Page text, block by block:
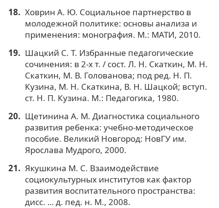
Ховрин А. Ю. Социальное партнерство в
молодежной политике: основы анализа и
применения: монография. М.: МАТИ, 2010.
Шацкий С. Т. Избранные педагогические
сочинения: в 2-х т. / сост. Л. Н. Скаткин, М. Н.
Скаткин, М. В. Голованова; под ред. Н. П.
Кузина, М. Н. Скаткина, В. Н. Шацкой; вступ.
ст. Н. П. Кузина. М.: Педагогика, 1980.
Щетинина А. М. Диагностика социального
развития ребенка: учебно-методическое
пособие. Великий Новгород: НовГУ им.
Ярослава Мудрого, 2000.
Якушкина М. С. Взаимодействие
социокультурных институтов как фактор
развития воспитательного пространства:
дисс. … д. пед. н. М., 2008.